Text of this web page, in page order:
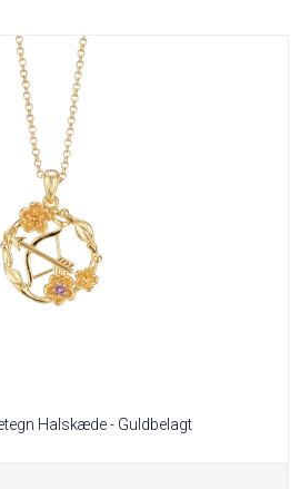
Halskæde - Guldbelagt